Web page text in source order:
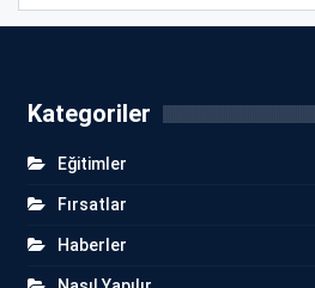
Kategoriler
Eğitimler
Fırsatlar
Haberler